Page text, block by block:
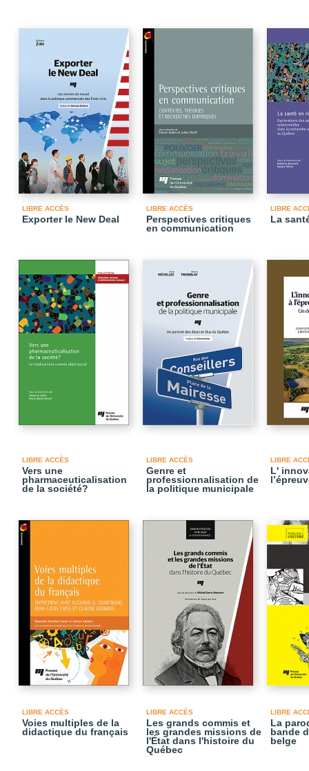
LIBRE ACCÈS
Exporter le New Deal
LIBRE ACCÈS
Perspectives critiques
en communication
LIBRE
La
LIBRE ACCÈS
Vers une
pharmaceuticalisation
de la société?
LIBRE ACCÈS
Genre et
professionnalisation de
la politique municipale
LIBRE
L'
LIBRE ACCÈS
Voies multiples de la
didactique du français
LIBRE ACCÈS
Les grands commis et
les grandes missions de
l'État dans l'histoire du
Québec
LIBRE
La
bande
belge